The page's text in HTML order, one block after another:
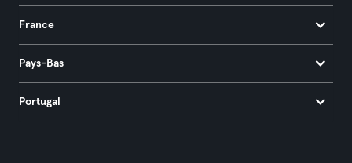
France
Pays-Bas
Portugal